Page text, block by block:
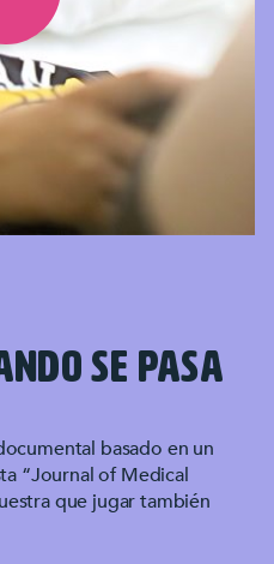
SE PASA
basado en un
“Journal of Medical
que jugar también